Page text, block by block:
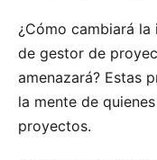
¿Cómo cambiará
de gestor de
amenazará? Estas
la mente de
proyectos.